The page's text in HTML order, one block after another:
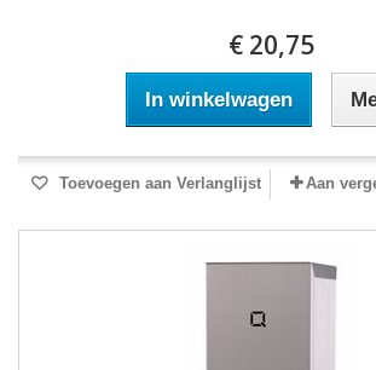
€ 20,75
In winkelwagen
Toevoegen aan Verlanglijst Aan